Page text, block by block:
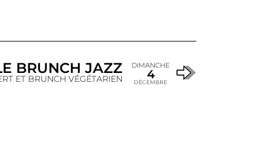
BRUNCH JAZZ
ET BRUNCH VÉGÉTARIEN
DIMANCHE
4
DÉCEMBRE